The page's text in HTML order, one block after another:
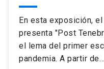
En esta exposición,
presenta "Post
el lema del primer
pandemia. A partir de…